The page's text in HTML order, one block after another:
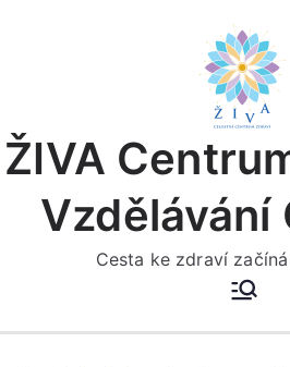
ŽIVA
Vzdělávání
Cesta ke zdraví